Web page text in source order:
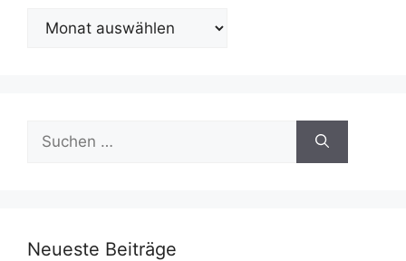
Ältere
Suchen
nach:
Neueste Beiträge